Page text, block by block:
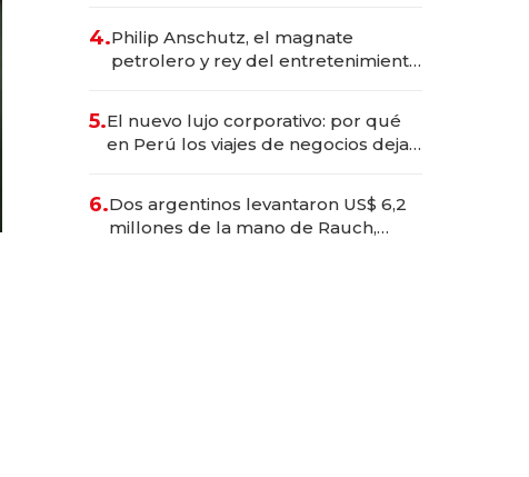
4.Philip Anschutz, el magnate
petrolero y rey del entretenimiento
5.El nuevo lujo corporativo: por qué
en Perú los viajes de negocios dejan
en experiencias transformadoras
6.Dos argentinos levantaron US$ 6,2
millones de la mano de Rauch,